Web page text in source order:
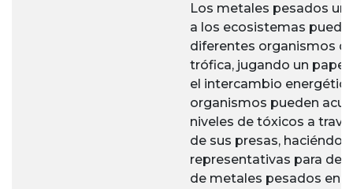
Los metales pesados
a los ecosistemas
diferentes organismos
trófica, jugando un
el intercambio
organismos pueden
niveles de tóxicos a
de sus presas,
representativas para
de metales pesados en